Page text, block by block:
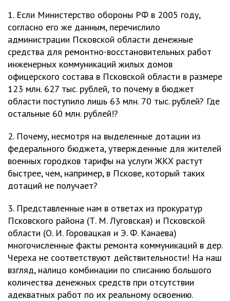
1. Если Министерство обороны РФ в 2005 году,
согласно его же данным, перечислило
администрации Псковской области денежные
средства для ремонтно-восстановительных работ
инженерных коммуникаций жилых домов
офицерского состава в Псковской области в размере
123 млн. 627 тыс. рублей, то почему в бюджет
области поступило лишь 63 млн. 70 тыс. рублей? Где
остальные 60 млн. рублей!?
2. Почему, несмотря на выделенные дотации из
федерального бюджета, утвержденные для жителей
военных городков тарифы на услуги ЖКХ растут
быстрее, чем, например, в Пскове, который таких
дотаций не получает?
3. Представленные нам в ответах из прокуратур
Псковского района (Т. М. Луговская) и Псковской
области (О. И. Горовацкая и Э. Ф. Канаева)
многочисленные факты ремонта коммуникаций в дер.
Череха не соответствуют действительности! На наш
взгляд, налицо комбинации по списанию большого
количества денежных средств при отсутствии
адекватных работ по их реальному освоению.